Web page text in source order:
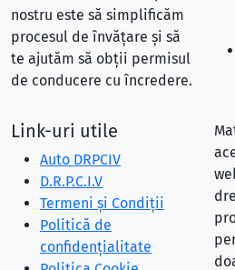
nostru este să simplificăm
procesul de învățare și să
te ajutăm să obții permisul
de conducere cu încredere.
Link-uri utile
Auto DRPCIV
D.R.P.C.I.V
Termeni și Condiții
Politică de
confidențialitate